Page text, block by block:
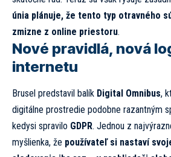
únia plánuje, že tento typ otravného
zmizne z online priestoru.
Nové pravidlá, nová
internetu
Brusel predstavil balík Digital Omnibus,
digitálne prostredie podobne razantným
kedysi spravilo GDPR. Jednou z
myšlienka, že používateľ si nastaví